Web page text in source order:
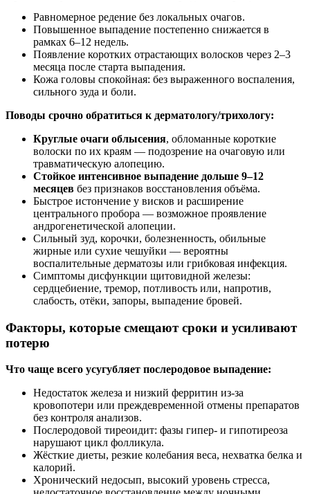
Равномерное редение без локальных очагов.
Повышенное выпадение постепенно снижается в
рамках 6–12 недель.
Появление коротких отрастающих волосков через 2–3
месяца после старта выпадения.
Кожа головы спокойная: без выраженного воспаления,
сильного зуда и боли.
Поводы срочно обратиться к дерматологу/трихологу:
Круглые очаги облысения, обломанные короткие
волоски по их краям — подозрение на очаговую или
травматическую алопецию.
Стойкое интенсивное выпадение дольше 9–12
месяцев без признаков восстановления объёма.
Быстрое истончение у висков и расширение
центрального пробора — возможное проявление
андрогенетической алопеции.
Сильный зуд, корочки, болезненность, обильные
жирные или сухие чешуйки — вероятны
воспалительные дерматозы или грибковая инфекция.
Симптомы дисфункции щитовидной железы:
сердцебиение, тремор, потливость или, напротив,
слабость, отёки, запоры, выпадение бровей.
Факторы, которые смещают сроки и усиливают
потерю
Что чаще всего усугубляет послеродовое выпадение:
Недостаток железа и низкий ферритин из‑за
кровопотери или преждевременной отмены препаратов
без контроля анализов.
Послеродовой тиреоидит: фазы гипер- и гипотиреоза
нарушают цикл фолликула.
Жёсткие диеты, резкие колебания веса, нехватка белка и
калорий.
Хронический недосып, высокий уровень стресса,